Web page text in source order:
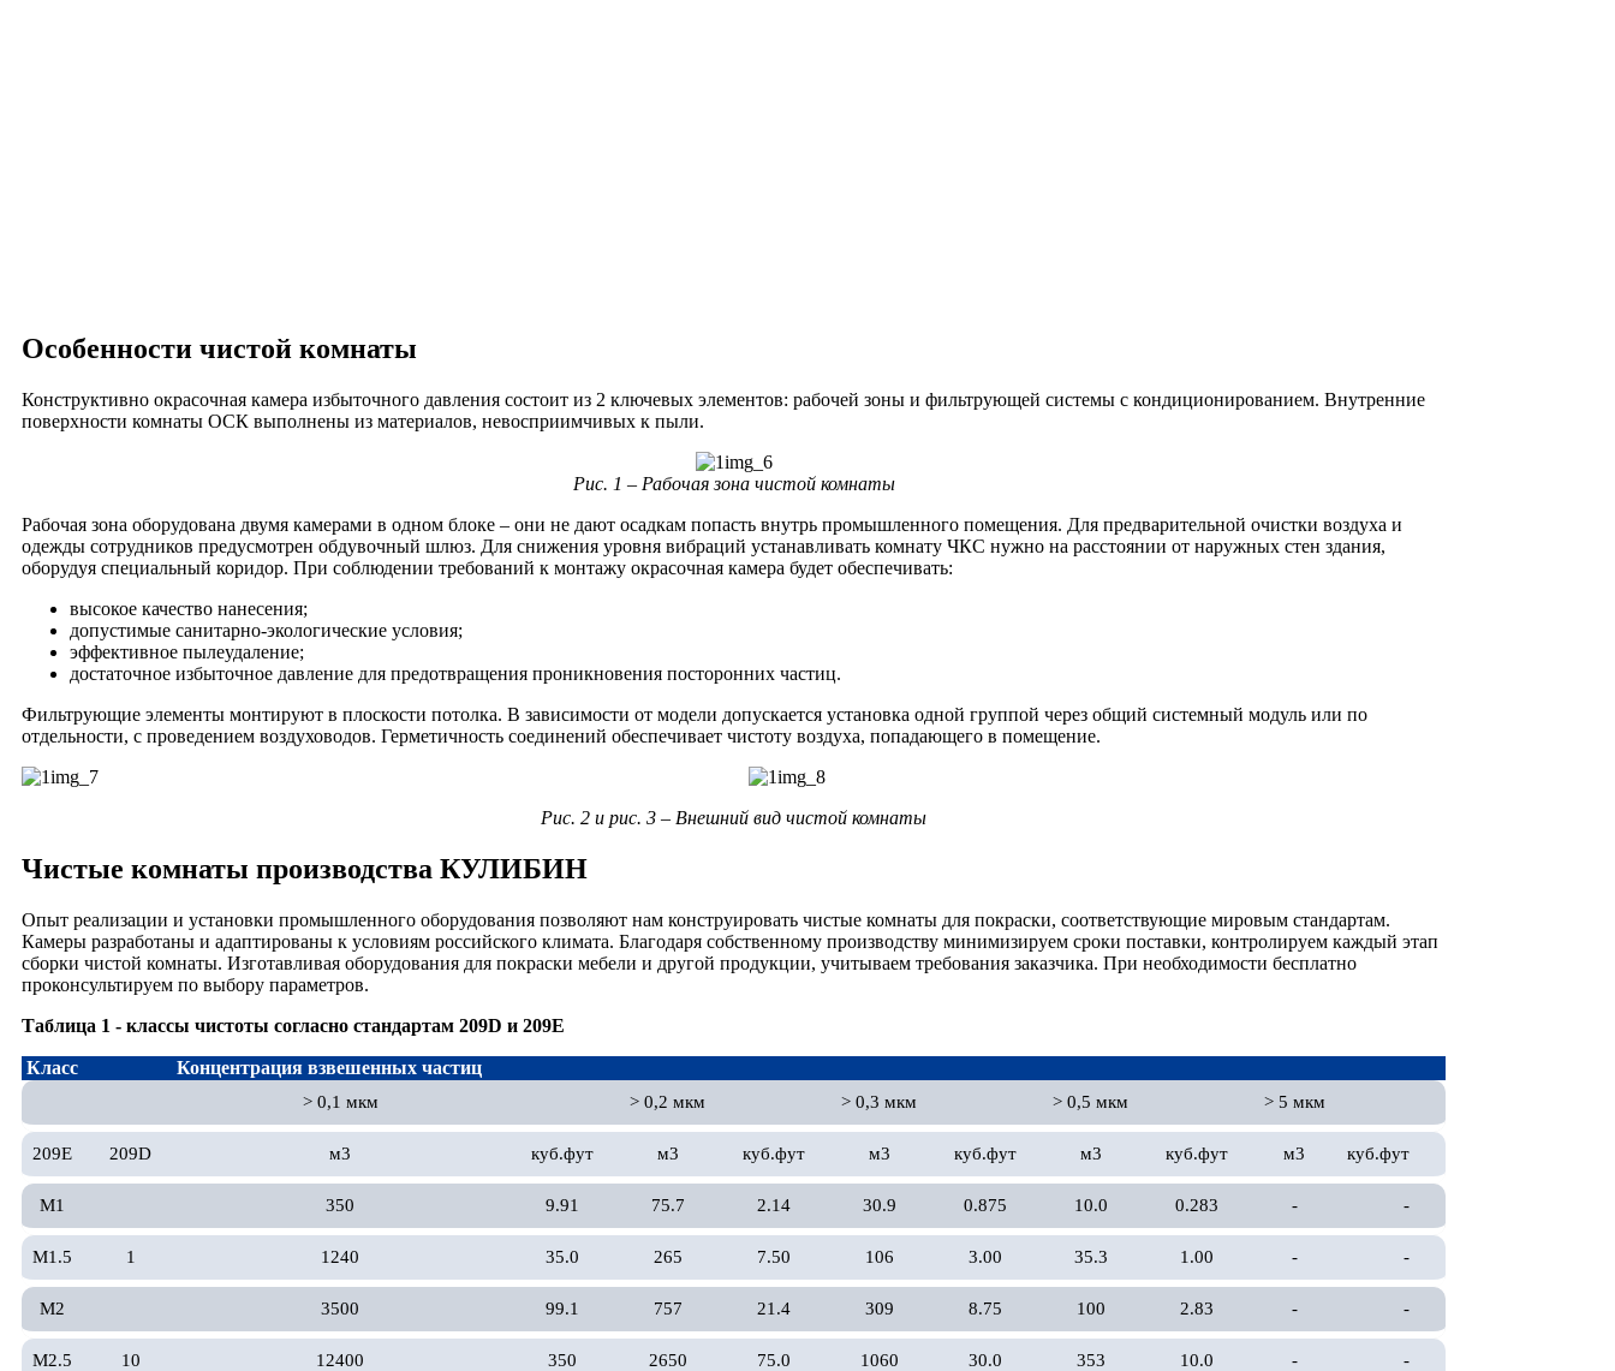
Особенности чистой комнаты
Конструктивно окрасочная камера избыточного давления состоит из 2 ключевых элементов: рабочей зоны и фильтрующей системы с кондиционированием. Внутренние
поверхности комнаты ОСК выполнены из материалов, невосприимчивых к пыли.
Рис. 1 – Рабочая зона чистой комнаты
Рабочая зона оборудована двумя камерами в одном блоке – они не дают осадкам попасть внутрь промышленного помещения. Для предварительной очистки воздуха и
одежды сотрудников предусмотрен обдувочный шлюз. Для снижения уровня вибраций устанавливать комнату ЧКС нужно на расстоянии от наружных стен здания,
оборудуя специальный коридор. При соблюдении требований к монтажу окрасочная камера будет обеспечивать:
высокое качество нанесения;
допустимые санитарно-экологические условия;
эффективное пылеудаление;
достаточное избыточное давление для предотвращения проникновения посторонних частиц.
Фильтрующие элементы монтируют в плоскости потолка. В зависимости от модели допускается установка одной группой через общий системный модуль или по
отдельности, с проведением воздуховодов. Герметичность соединений обеспечивает чистоту воздуха, попадающего в помещение.
Рис. 2 и рис. 3 – Внешний вид чистой комнаты
Чистые комнаты производства КУЛИБИН
Опыт реализации и установки промышленного оборудования позволяют нам конструировать чистые комнаты для покраски, соответствующие мировым стандартам.
Камеры разработаны и адаптированы к условиям российского климата. Благодаря собственному производству минимизируем сроки поставки, контролируем каждый этап
сборки чистой комнаты. Изготавливая оборудования для покраски мебели и другой продукции, учитываем требования заказчика. При необходимости бесплатно
проконсультируем по выбору параметров.
Таблица 1 - классы чистоты согласно стандартам 209D и 209Е
Класс Концентрация взвешенных частиц
> 0,1 мкм > 0,2 мкм > 0,3 мкм > 0,5 мкм > 5 мкм
209Е 209D м3 куб.фут м3 куб.фут м3 куб.фут м3 куб.фут м3 куб.фут
M1 350 9.91 75.7 2.14 30.9 0.875 10.0 0.283 - -
M1.5 1 1240 35.0 265 7.50 106 3.00 35.3 1.00 - -
M2 3500 99.1 757 21.4 309 8.75 100 2.83 - -
M2.5 10 12400 350 2650 75.0 1060 30.0 353 10.0 - -